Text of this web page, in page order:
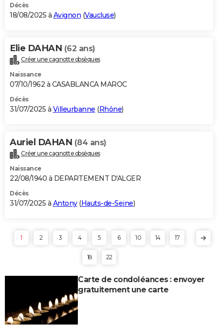
Décès
18/08/2025 à Avignon (Vaucluse)
Elie DAHAN (62 ans)
Créer une cagnotte obsèques
Naissance
07/10/1962 à CASABLANCA MAROC
Décès
31/07/2025 à Villeurbanne (Rhône)
Auriel DAHAN (84 ans)
Créer une cagnotte obsèques
Naissance
22/08/1940 à DEPARTEMENT D'ALGER
Décès
31/07/2025 à Antony(Hauts-de-Seine)
1 2 3 4 5 6 10 14 17
18 22
Carte de condoléances : envoyer
gratuitement une carte